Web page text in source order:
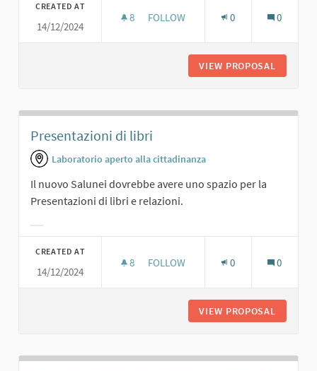
CREATED AT
14/12/2024
8 8 FOLLOWERS
FOLLOW 0 0
VIEW PROPOSAL
Presentazioni di libri
Laboratorio aperto alla cittadinanza
Il nuovo Salunei dovrebbe avere uno spazio per la
Presentazioni di libri e relazioni.
CREATED AT
14/12/2024
8 8 FOLLOWERS
FOLLOW 0 0
VIEW PROPOSAL